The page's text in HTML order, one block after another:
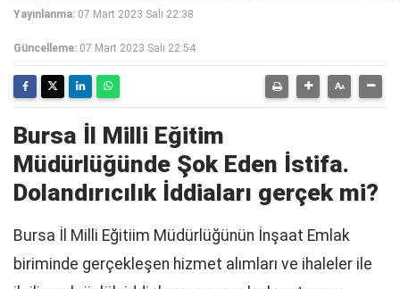
Yayınlanma: 07 Mart 2023 Salı 22:38
Güncelleme: 07 Mart 2023 Salı 22:54
Bursa İl Milli Eğitim
Müdürlüğünde Şok Eden İstifa.
Dolandırıcılık İddiaları gerçek mi?
Bursa İl Milli Eğitiim Müdürlüğünün İnşaat Emlak
biriminde gerçekleşen hizmet alımları ve ihaleler ile